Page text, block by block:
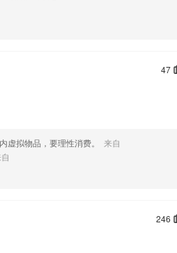
47
虚拟物品，要理性消费。
来自
246